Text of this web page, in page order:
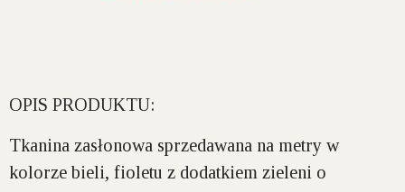
OPIS PRODUKTU:
Tkanina zasłonowa sprzedawana na metry w
kolorze bieli, fioletu z dodatkiem zieleni o